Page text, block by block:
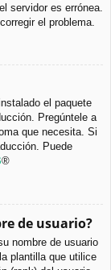
servidor es errónea.
el problema.
el paquete
Pregúntele a
que necesita. Si
Puede
®
de usuario?
nombre de usuario
plantilla que utilice